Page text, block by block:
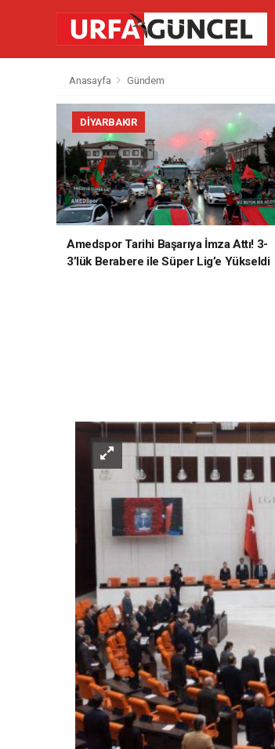
Anasayfa Gündem
DIYARBAKIR
Amedspor Tarihi Başarıya İmza Attı! 3-
3’lük Berabere ile Süper Lig’e Yükseldi